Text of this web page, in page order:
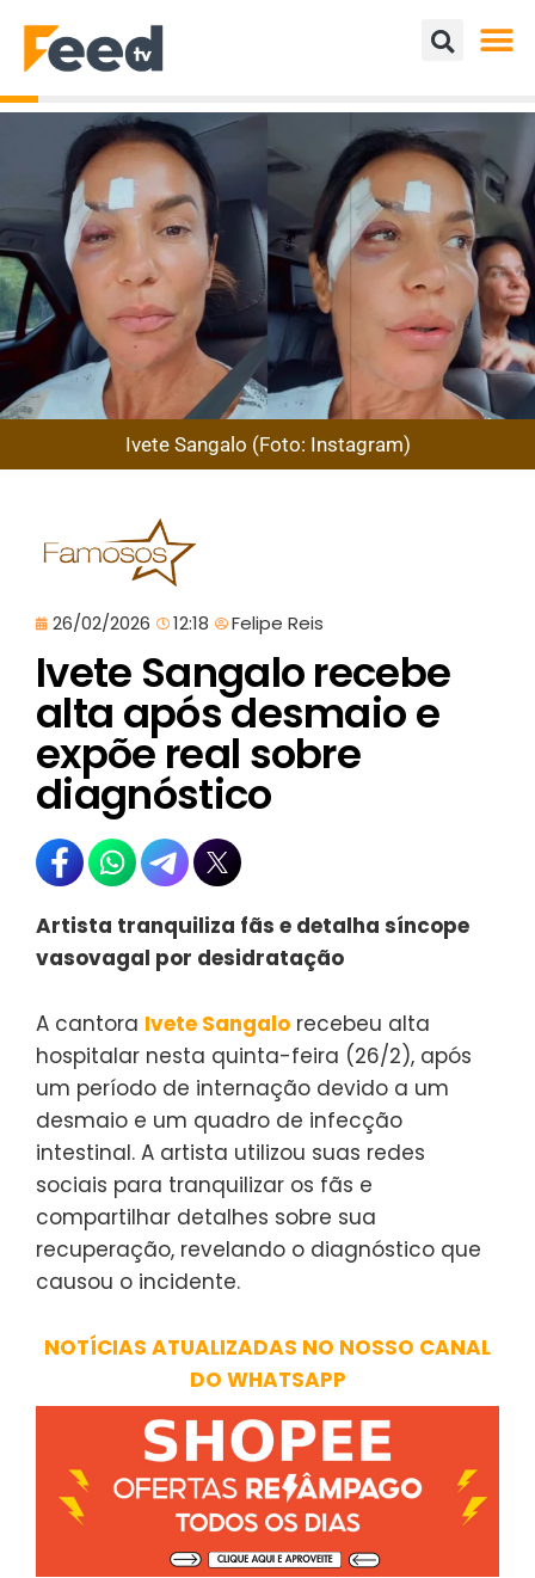
Ivete Sangalo (Foto: Instagram)
26/02/2026 12:18 Felipe Reis
Ivete Sangalo recebe
alta após desmaio e
expõe real sobre
diagnóstico
Artista tranquiliza fãs e detalha síncope
vasovagal por desidratação
A cantora Ivete Sangalo recebeu alta
hospitalar nesta quinta-feira (26/2), após
um período de internação devido a um
desmaio e um quadro de infecção
intestinal. A artista utilizou suas redes
sociais para tranquilizar os fãs e
compartilhar detalhes sobre sua
recuperação, revelando o diagnóstico que
causou o incidente.
NOTÍCIAS ATUALIZADAS NO NOSSO CANAL
DO WHATSAPP